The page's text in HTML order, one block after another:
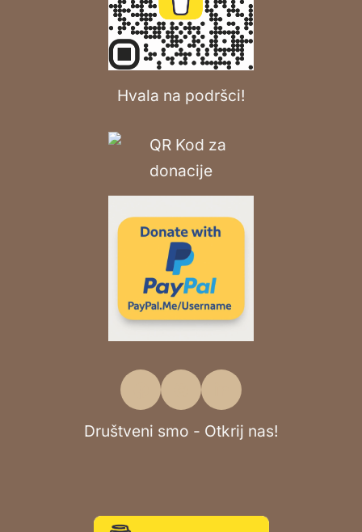
Hvala na podršci!
Društveni smo - Otkrij nas!